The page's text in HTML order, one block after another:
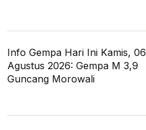
Info Gempa Hari Ini Kamis, 06
Agustus 2026: Gempa M 3,9
Guncang Morowali